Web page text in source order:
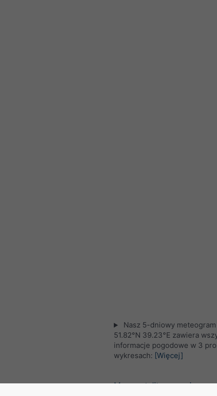
Nasz 5-dniowy
51.82°N 39.23°E zawiera
informacje pogodowe w 3
wykresach: [Więcej]
Mapa satelitarna na żywo